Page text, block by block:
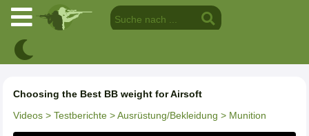
Choosing the Best BB weight for Airsoft
Videos > Testberichte > Ausrüstung/Bekleidung > Munition